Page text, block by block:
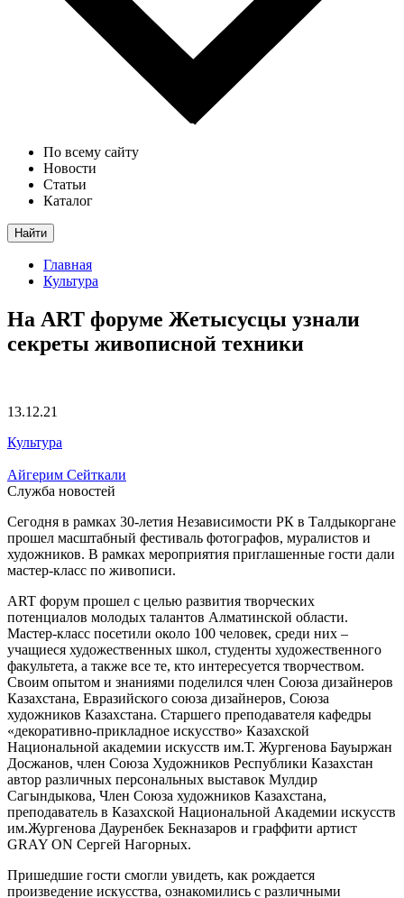
По всему сайту
Новости
Статьи
Каталог
Найти
Главная
Культура
На ART форуме Жетысусцы узнали
секреты живописной техники
13.12.21
Культура
Айгерим Сейткали
Служба новостей
Сегодня в рамках 30-летия Независимости РК в Талдыкоргане
прошел масштабный фестиваль фотографов, муралистов и
художников. В рамках мероприятия приглашенные гости дали
мастер-класс по живописи.
ART форум прошел с целью развития творческих
потенциалов молодых талантов Алматинской области.
Мастер-класс посетили около 100 человек, среди них –
учащиеся художественных школ, студенты художественного
факультета, а также все те, кто интересуется творчеством.
Своим опытом и знаниями поделился член Союза дизайнеров
Казахстана, Евразийского союза дизайнеров, Союза
художников Казахстана. Старшего преподавателя кафедры
«декоративно-прикладное искусство» Казахской
Национальной академии искусств им.Т. Жургенова Бауыржан
Досжанов, член Союза Художников Республики Казахстан
автор различных персональных выставок Мулдир
Сагындыкова, Член Союза художников Казахстана,
преподаватель в Казахской Национальной Академии искусств
им.Жургенова Дауренбек Бекназаров и граффити артист
GRAY ON Сергей Нагорных.
Пришедшие гости смогли увидеть, как рождается
произведение искусства, ознакомились с различными